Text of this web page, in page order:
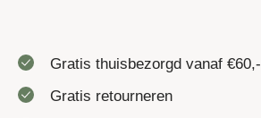
Gratis thuisbezorgd vanaf €60,-
Gratis retourneren